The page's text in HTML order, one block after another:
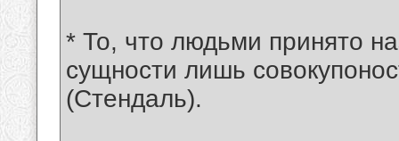
* То, что людьми принято
сущности лишь
(Стендаль).